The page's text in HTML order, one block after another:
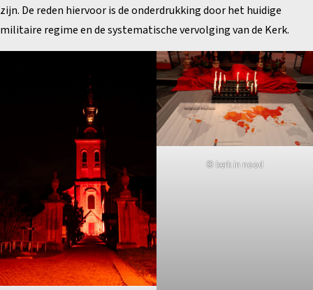
zijn. De reden hiervoor is de onderdrukking door het huidige
militaire regime en de systematische vervolging van de Kerk.
© kerk in nood